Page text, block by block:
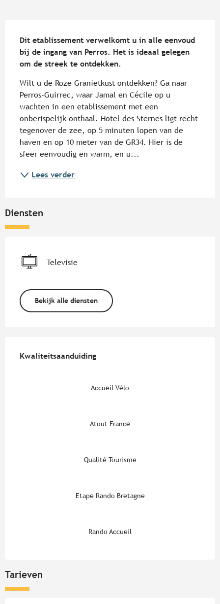
Dit etablissement verwelkomt u in alle eenvoud
bij de ingang van Perros. Het is ideaal gelegen
om de streek te ontdekken.
Wilt u de Roze Granietkust ontdekken? Ga naar
Perros-Guirrec, waar Jamal en Cécile op u
wachten in een etablissement met een
onberispelijk onthaal. Hotel des Sternes ligt recht
tegenover de zee, op 5 minuten lopen van de
haven en op 10 meter van de GR34. Hier is de
sfeer eenvoudig en warm, en u...
Lees verder
Diensten
Televisie
Bekijk alle diensten
Kwaliteitsaanduiding
Kwaliteitsaanduiding
Accueil Vélo
Atout France
Qualité Tourisme
Etape Rando Bretagne
Rando Accueil
Tarieven